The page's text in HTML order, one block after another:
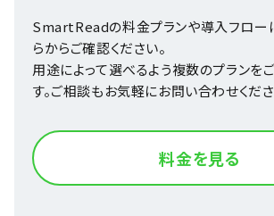
SmartReadの料金プランや導入フロー
らからご確認ください。
用途によって選べるよう複数のプランを
す。ご相談もお気軽にお問い合わせくださ
料金を見る